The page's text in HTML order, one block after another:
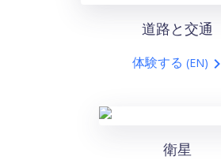
道路と交通
体験する (EN)
衛星